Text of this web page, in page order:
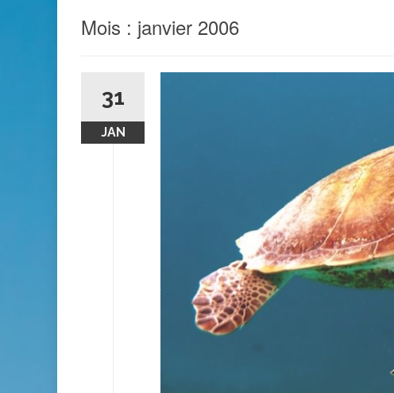
Mois : janvier 2006
31
JAN